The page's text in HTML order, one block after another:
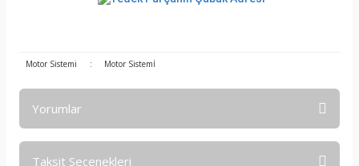
Motor Sistemi : Motor Sistemİ
Yorumlar
Taksit Seçenekleri